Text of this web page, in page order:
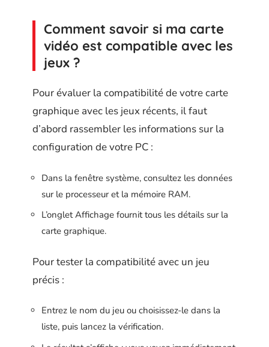
Comment savoir si ma carte
vidéo est compatible avec les
jeux ?
Pour évaluer la compatibilité de votre carte
graphique avec les jeux récents, il faut
d’abord rassembler les informations sur la
configuration de votre PC :
Dans la fenêtre système, consultez les données
sur le processeur et la mémoire RAM.
L’onglet Affichage fournit tous les détails sur la
carte graphique.
Pour tester la compatibilité avec un jeu
précis :
Entrez le nom du jeu ou choisissez-le dans la
liste, puis lancez la vérification.